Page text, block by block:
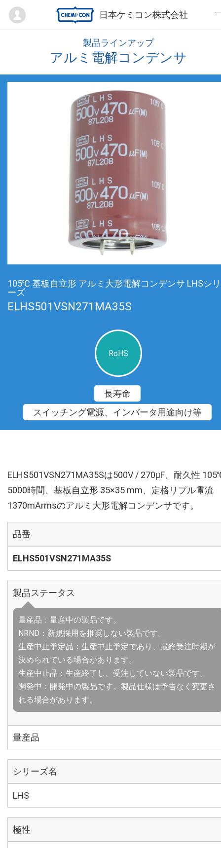
日本ケミコン株式会社
Mypage
製品ラインアップ
アルミ電解コンデンサ
105℃ 基板自立形 アルミ大形電解コンデンサ LHSシリ
ーズ
ELHS501VSN271MA35S
RoHS
長寿命
スイッチング電源、インバータ用途向け等
ELHS501VSN271MA35Sは500V / 270µF、耐久性
5000時間、基板自立形 35×35 mm、定格リプル電流
1370mArmsのアルミ大形電解コンデンサです。
品番
ELHS501VSN271MA35S
製品ステータス
量産品：量産中の製品です。
NRND：新規採用を推奨しない製品です。
生産中止予定品：生産中止予定であり、最終受注時期が
決められている場合があります。
生産中止品：生産終了し、受注していない製品です。
開発中：開発中の製品です。製品仕様は予告なく変更さ
れる場合があります。
量産品
シリーズ名
LHS
極性